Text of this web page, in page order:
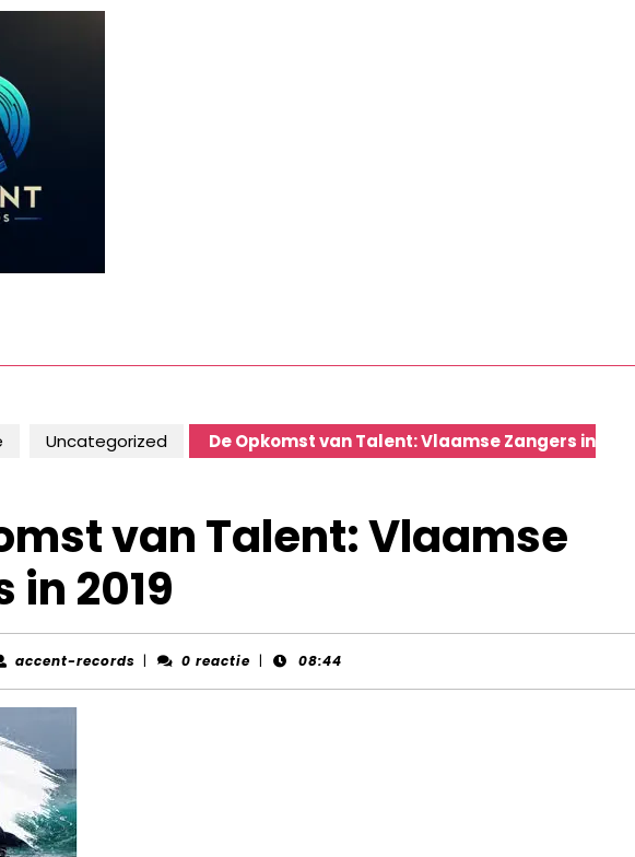
Uncategorized
De Opkomst van Talent: Vlaamse Zangers in
van Talent: Vlaamse
in 2019
accent-records accent-
| 0 reactie | 08:44